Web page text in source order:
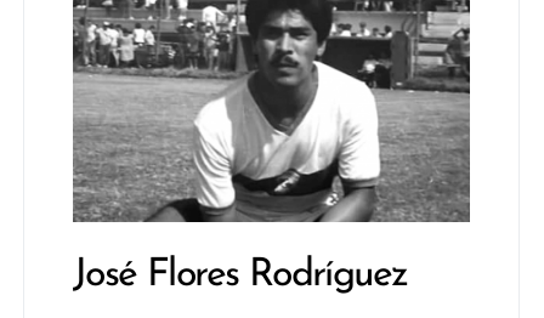
José Flores Rodríguez